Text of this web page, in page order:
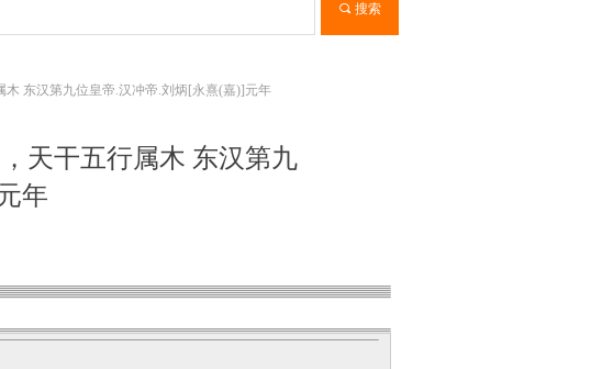
끠 搜索
天干五行属木 东汉第九
年
东汉第九位皇帝.汉冲帝.刘炳[永熹(嘉)]元年